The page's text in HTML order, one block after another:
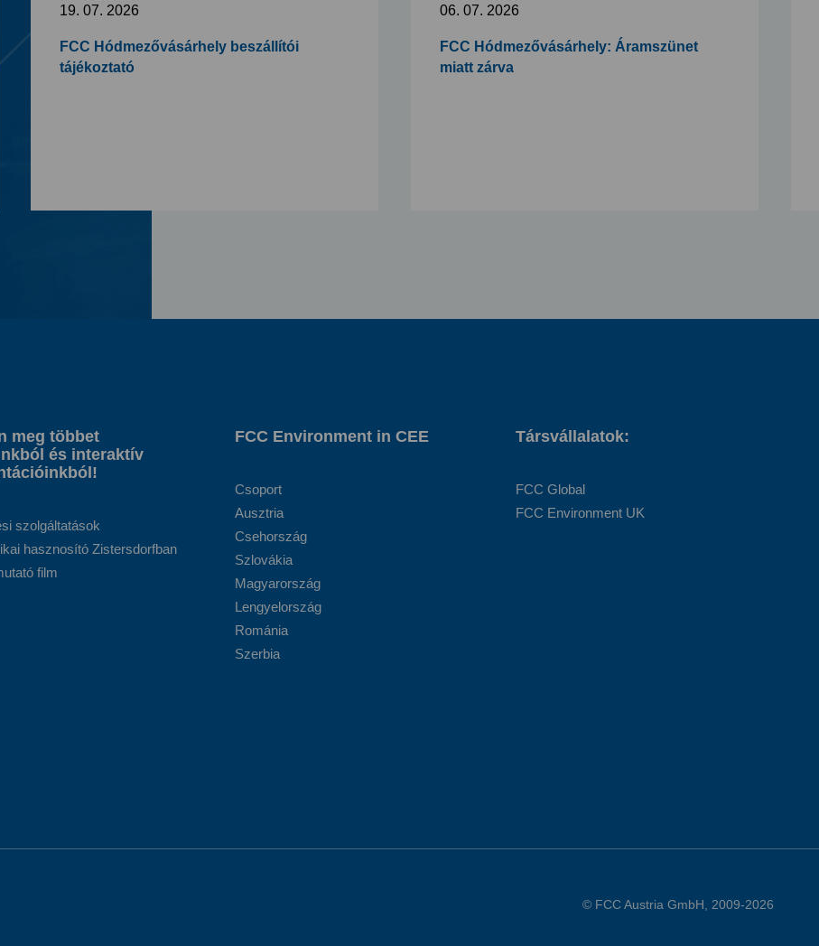
19. 07. 2026
FCC Hódmezővásárhely beszállítói
tájékoztató
06. 07. 2026
FCC Hódmezővásárhely: Áramszünet
miatt zárva
meg többet
és interaktív
szolgáltatások
hasznosító Zistersdorfban
film
FCC Environment in CEE
Csoport
Ausztria
Csehország
Szlovákia
Magyarország
Lengyelország
Románia
Szerbia
Társvállalatok:
FCC Global
FCC Environment UK
© FCC Austria GmbH, 2009-2026